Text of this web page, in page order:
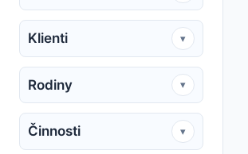
Klienti ▾
Rodiny ▾
Činnosti ▾